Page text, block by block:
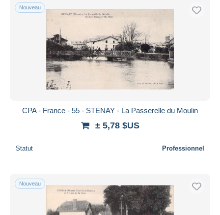
Nouveau
CPA - France - 55 - STENAY - La Passerelle du Moulin
± 5,78 $US
Statut Professionnel
Nouveau